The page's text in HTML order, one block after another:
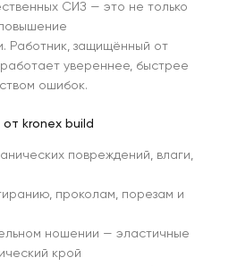
СИЗ — это не только
Работник, защищённый от
увереннее, быстрее
ошибок.
kronex build
повреждений, влаги,
проколам, порезам и
ношении — эластичные
крой